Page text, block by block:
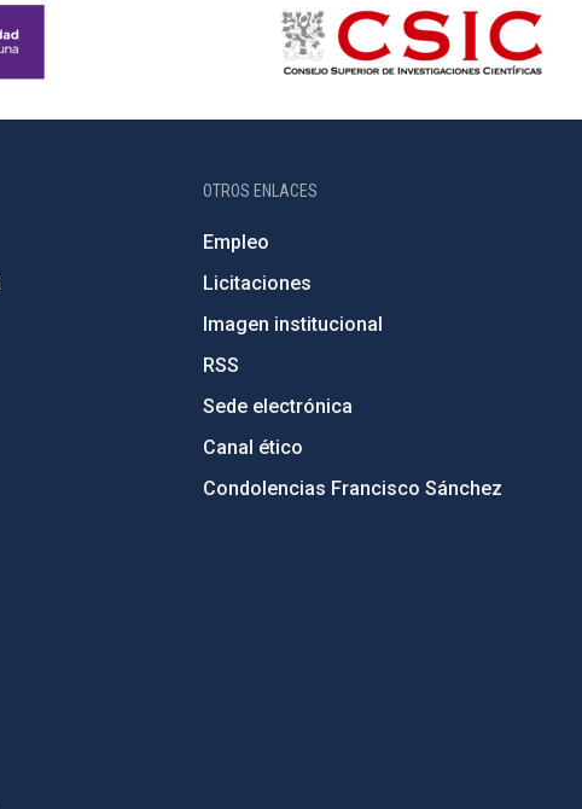
OTROS ENLACES
Empleo
Licitaciones
Imagen institucional
RSS
Sede electrónica
Canal ético
Condolencias Francisco Sánchez